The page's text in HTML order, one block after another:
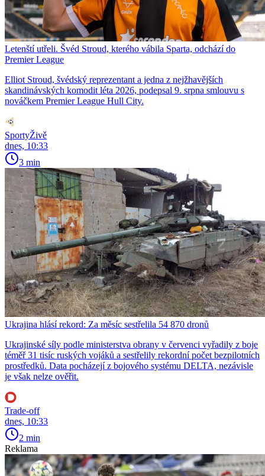
Letenští utřeli. Švéd Stroud, kterého vábila Sparta, odchází do
Premier League
Elliot Stroud, švédský reprezentant a jedna z nejžhavějších
skandinávských komodit léta 2026, podepsal 9. srpna smlouvu s
nováčkem Premier League Hull City.
SportyŽivě
dnes, 10:33
3 min
Ukrajina hlásí rekord: Za měsíc sestřelila 54 870 dronů
Ukrajinské síly podle ministerstva obrany v červenci vyřadily z boje
téměř 31 tisíc ruských vojáků a sestřelily rekordní počet bezpilotních
prostředků. Data pocházejí z bojového systému DELTA, nezávisle
je však nelze ověřit.
Trade-off
dnes, 10:33
2 min
Reklama